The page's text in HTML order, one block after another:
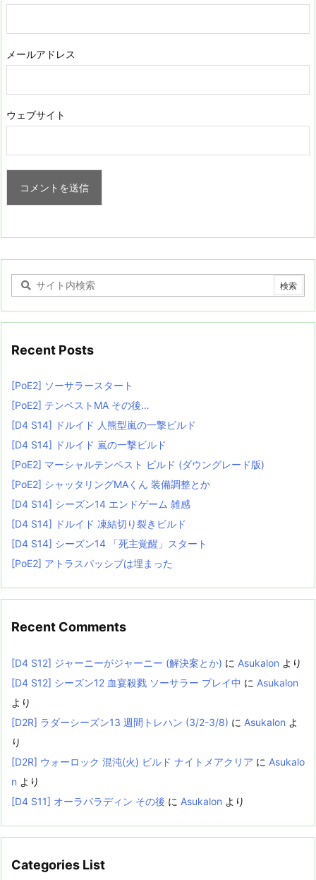
メールアドレス
ウェブサイト
Recent Posts
[PoE2] ソーサラースタート
[PoE2] テンペストMA その後…
[D4 S14] ドルイド 人熊型嵐の一撃ビルド
[D4 S14] ドルイド 嵐の一撃ビルド
[PoE2] マーシャルテンペスト ビルド (ダウングレード版)
[PoE2] シャッタリングMAくん 装備調整とか
[D4 S14] シーズン14 エンドゲーム 雑感
[D4 S14] ドルイド 凍結切り裂きビルド
[D4 S14] シーズン14 「死主覚醒」スタート
[PoE2] アトラスパッシブは埋まった
Recent Comments
[D4 S12] ジャーニーがジャーニー (解決案とか) に Asukalon より
[D4 S12] シーズン12 血宴殺戮 ソーサラー プレイ中 に Asukalon
より
[D2R] ラダーシーズン13 週間トレハン (3/2-3/8) に Asukalon よ
り
[D2R] ウォーロック 混沌(火) ビルド ナイトメアクリア に Asukalo
n より
[D4 S11] オーラパラディン その後 に Asukalon より
Categories List